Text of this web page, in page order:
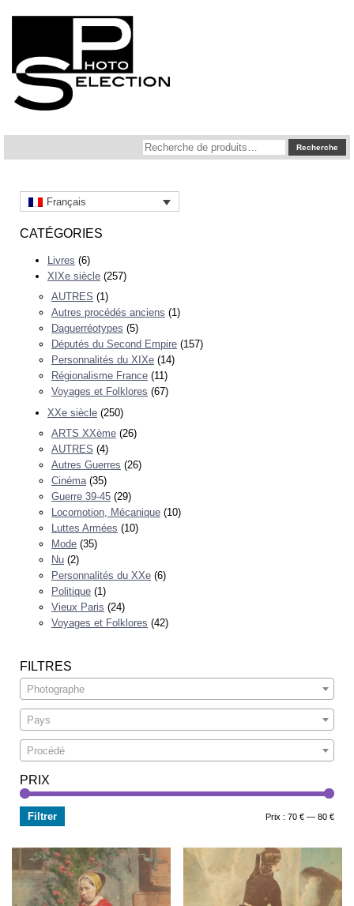
Recherche
pour :
Recherche
Français
CATÉGORIES
Livres (6)
XIXe siècle (257)
AUTRES (1)
Autres procédés anciens (1)
Daguerréotypes (5)
Députés du Second Empire (157)
Personnalités du XIXe (14)
Régionalisme France (11)
Voyages et Folklores (67)
XXe siècle (250)
ARTS XXème (26)
AUTRES (4)
Autres Guerres (26)
Cinéma (35)
Guerre 39-45 (29)
Locomotion, Mécanique (10)
Luttes Armées (10)
Mode (35)
Nu (2)
Personnalités du XXe (6)
Politique (1)
Vieux Paris (24)
Voyages et Folklores (42)
FILTRES
Photographe
Pays
Procédé
PRIX
Prix
Prix
Filtrer Prix : 70 € — 80 €